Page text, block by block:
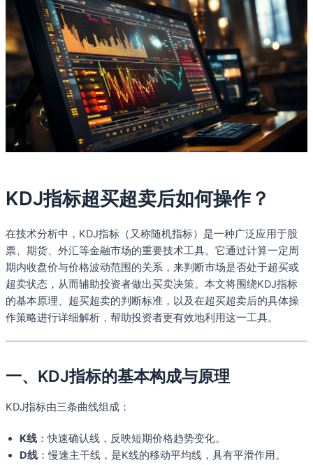
KDJ指标超买超卖后如何操作？
在技术分析中，KDJ指标（又称随机指标）是一种广泛应用于股
票、期货、外汇等金融市场的重要技术工具。它通过计算一定周
期内收盘价与价格波动范围的关系，来判断市场是否处于超买或
超卖状态，从而辅助投资者做出买卖决策。本文将围绕KDJ指标
的基本原理、超买超卖的判断标准，以及在超买超卖后的具体操
作策略进行详细解析，帮助投资者更有效地利用这一工具。
一、KDJ指标的基本构成与原理
KDJ指标由三条曲线组成：
K线 ：快速确认线，反映短期价格趋势变化。
D线 ：慢速主干线，是K线的移动平均线，具有平滑作用。